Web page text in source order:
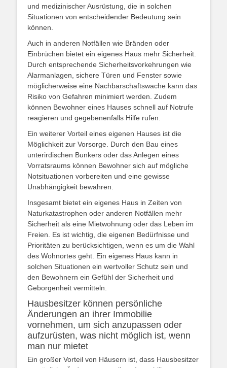
und medizinischer Ausrüstung, die in solchen
Situationen von entscheidender Bedeutung sein
können.
Auch in anderen Notfällen wie Bränden oder
Einbrüchen bietet ein eigenes Haus mehr Sicherheit.
Durch entsprechende Sicherheitsvorkehrungen wie
Alarmanlagen, sichere Türen und Fenster sowie
möglicherweise eine Nachbarschaftswache kann das
Risiko von Gefahren minimiert werden. Zudem
können Bewohner eines Hauses schnell auf Notrufe
reagieren und gegebenenfalls Hilfe rufen.
Ein weiterer Vorteil eines eigenen Hauses ist die
Möglichkeit zur Vorsorge. Durch den Bau eines
unterirdischen Bunkers oder das Anlegen eines
Vorratsraums können Bewohner sich auf mögliche
Notsituationen vorbereiten und eine gewisse
Unabhängigkeit bewahren.
Insgesamt bietet ein eigenes Haus in Zeiten von
Naturkatastrophen oder anderen Notfällen mehr
Sicherheit als eine Mietwohnung oder das Leben im
Freien. Es ist wichtig, die eigenen Bedürfnisse und
Prioritäten zu berücksichtigen, wenn es um die Wahl
des Wohnortes geht. Ein eigenes Haus kann in
solchen Situationen ein wertvoller Schutz sein und
den Bewohnern ein Gefühl der Sicherheit und
Geborgenheit vermitteln.
Hausbesitzer können persönliche
Änderungen an ihrer Immobilie
vornehmen, um sich anzupassen oder
aufzurüsten, was nicht möglich ist, wenn
man nur mietet
Ein großer Vorteil von Häusern ist, dass Hausbesitzer